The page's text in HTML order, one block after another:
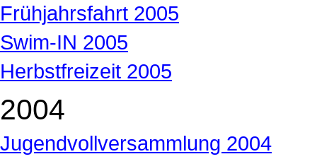
Frühjahrsfahrt 2005
Swim-IN 2005
Herbstfreizeit 2005
2004
Jugendvollversammlung 2004